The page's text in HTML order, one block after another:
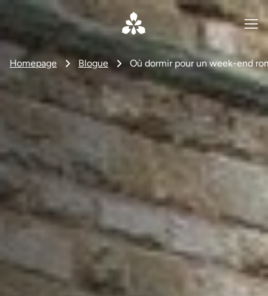
Homepage Blogue Où dormir pour un week-end